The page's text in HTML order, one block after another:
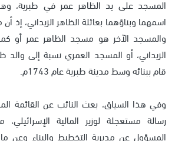
المسجد على يد الظاهر عمر في طبرية،
اسمهما وبناؤهما بعائلة الظاهر الزيداني، إذ
والمسجد الآخر هو مسجد الظاهر عمر أو
الزيداني، أو المسجد العمري نسبة إلى والد
قام ببنائه وسط مدينة طبرية عام 1743م.
وفي هذا السياق، بعث النائب عن القائمة
رسالة مستعجلة لوزير المالية
المسؤول عن مديرية التخطيط والبناء